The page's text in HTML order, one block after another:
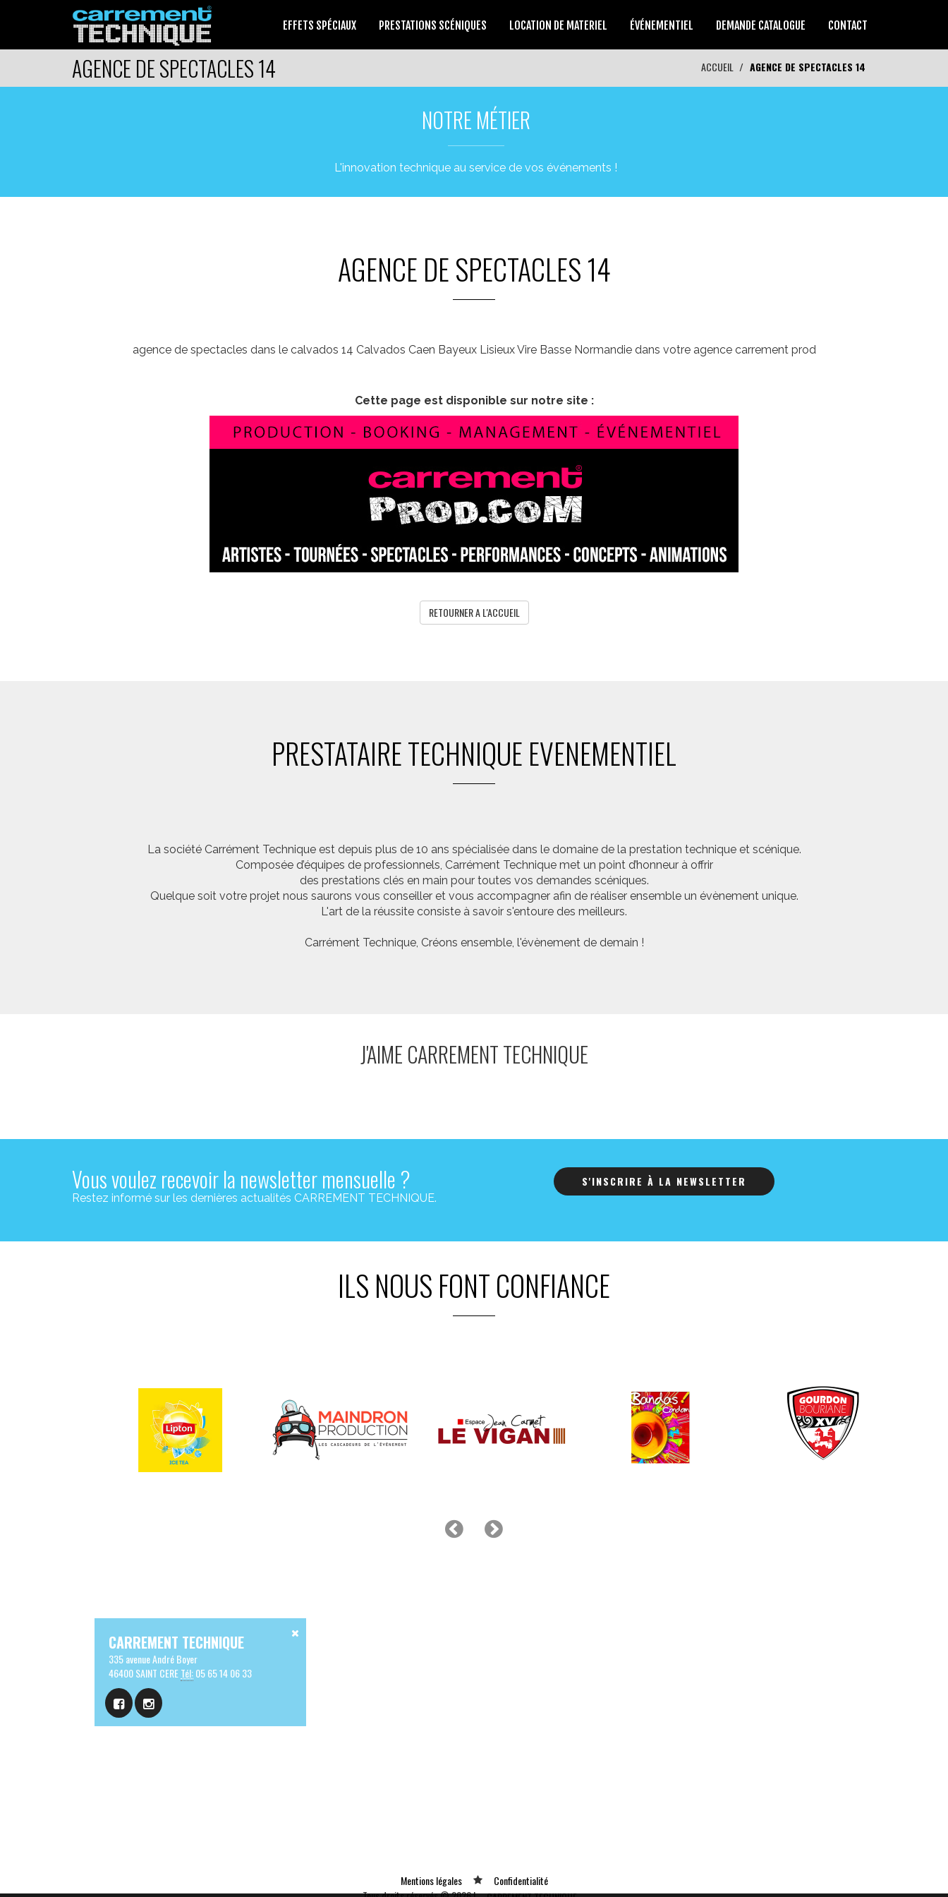
EFFETS SPÉCIAUX PRESTATIONS SCÉNIQUES LOCATION DE MATERIEL ÉVÉNEMENTIEL DEMANDE CATALOGUE CONTACT
AGENCE DE SPECTACLES 14 ACCUEIL AGENCE DE SPECTACLES 14
NOTRE MÉTIER
L'innovation technique au service de vos événements !
AGENCE DE SPECTACLES 14
agence de spectacles dans le calvados 14 Calvados Caen Bayeux Lisieux Vire Basse Normandie dans votre agence carrement prod
Cette page est disponible sur notre site :
RETOURNER A L'ACCUEIL
PRESTATAIRE TECHNIQUE EVENEMENTIEL
La société Carrément Technique est depuis plus de 10 ans spécialisée dans le domaine de la prestation technique et scénique.
Composée d’équipes de professionnels, Carrément Technique met un point d’honneur à offrir
des prestations clés en main pour toutes vos demandes scéniques.
Quelque soit votre projet nous saurons vous conseiller et vous accompagner afin de réaliser ensemble un évènement unique.
L'art de la réussite consiste à savoir s'entoure des meilleurs.
Carrément Technique, Créons ensemble, l'évènement de demain !
J'AIME CARREMENT TECHNIQUE
Vous voulez recevoir la newsletter mensuelle ?
Restez informé sur les dernières actualités CARREMENT TECHNIQUE.
S'INSCRIRE À LA NEWSLETTER
ILS NOUS FONT CONFIANCE
CARREMENT TECHNIQUE
335 avenue André Boyer
46400 SAINT CERETél:05 65 14 06 33
Mentions légales
Confidentialité